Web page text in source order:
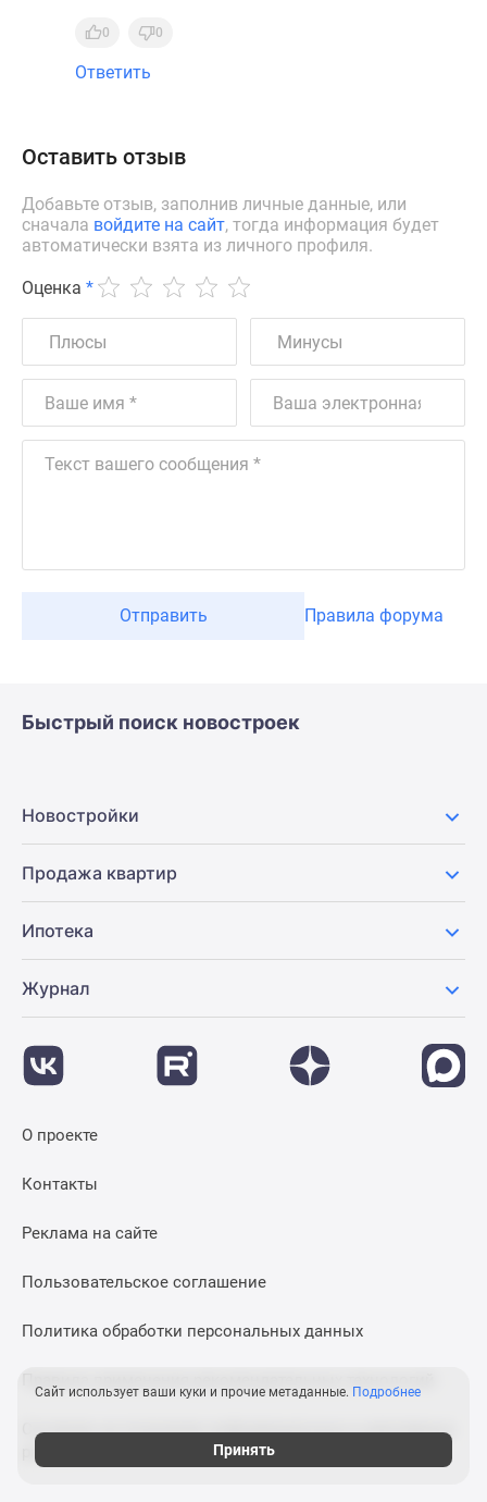
0 0
Ответить
Оставить отзыв
Добавьте отзыв, заполнив личные данные, или
сначала войдите на сайт, тогда информация будет
автоматически взята из личного профиля.
Оценка *
Отправить Правила форума
Быстрый поиск новостроек
Новостройки
Продажа квартир
Ипотека
Журнал
О проекте
Контакты
Реклама на сайте
Пользовательское соглашение
Политика обработки персональных данных
Согласие на получение информационных и рекламных
Сайт использует ваши куки и прочие метаданные. Подробнее
Принять